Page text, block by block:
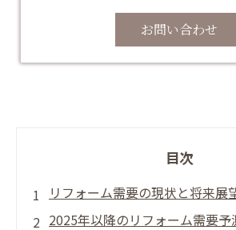
お問い合わせ
目次
リフォーム需要の現状と将来展
2025年以降のリフォーム需要予